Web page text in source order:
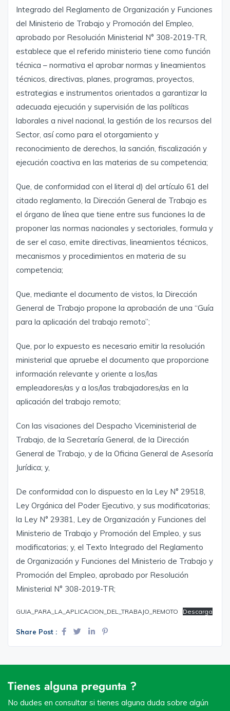
Integrado del Reglamento de Organización y Funciones
del Ministerio de Trabajo y Promoción del Empleo,
aprobado por Resolución Ministerial N° 308-2019-TR,
establece que el referido ministerio tiene como función
técnica – normativa el aprobar normas y lineamientos
técnicos, directivas, planes, programas, proyectos,
estrategias e instrumentos orientados a garantizar la
adecuada ejecución y supervisión de las políticas
laborales a nivel nacional, la gestión de los recursos del
Sector, así como para el otorgamiento y
reconocimiento de derechos, la sanción, fiscalización y
ejecución coactiva en las materias de su competencia;
Que, de conformidad con el literal d) del artículo 61 del
citado reglamento, la Dirección General de Trabajo es
el órgano de línea que tiene entre sus funciones la de
proponer las normas nacionales y sectoriales, formula y
de ser el caso, emite directivas, lineamientos técnicos,
mecanismos y procedimientos en materia de su
competencia;
Que, mediante el documento de vistos, la Dirección
General de Trabajo propone la aprobación de una “Guía
para la aplicación del trabajo remoto”;
Que, por lo expuesto es necesario emitir la resolución
ministerial que apruebe el documento que proporcione
información relevante y oriente a los/las
empleadores/as y a los/las trabajadores/as en la
aplicación del trabajo remoto;
Con las visaciones del Despacho Viceministerial de
Trabajo, de la Secretaría General, de la Dirección
General de Trabajo, y de la Oficina General de Asesoría
Jurídica; y,
De conformidad con lo dispuesto en la Ley N° 29518,
Ley Orgánica del Poder Ejecutivo, y sus modificatorias;
la Ley N° 29381, Ley de Organización y Funciones del
Ministerio de Trabajo y Promoción del Empleo, y sus
modificatorias; y, el Texto Integrado del Reglamento
de Organización y Funciones del Ministerio de Trabajo y
Promoción del Empleo, aprobado por Resolución
Ministerial N° 308-2019-TR;
GUIA_PARA_LA_APLICACION_DEL_TRABAJO_REMOTO Descarga
Share Post :
Tienes alguna pregunta ?
No dudes en consultar si tienes alguna duda sobre algún